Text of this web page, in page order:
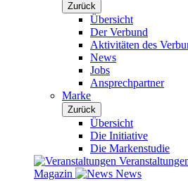
Zurück
Übersicht
Der Verbund
Aktivitäten des
News
Jobs
Ansprechpartner
Marke
Zurück
Übersicht
Die Initiative
Die Markenstudie
Magazin
News